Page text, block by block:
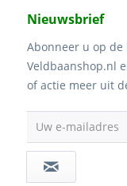
Nieuwsbrief
Abonneer u op
Veldbaanshop.nl
of actie meer uit
Uw e-mailadres